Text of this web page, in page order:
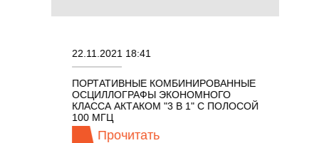
22.11.2021 18:41
ПОРТАТИВНЫЕ КОМБИНИРОВАННЫЕ
ОСЦИЛЛОГРАФЫ ЭКОНОМНОГО
КЛАССА АКТАКОМ "3 В 1" С ПОЛОСОЙ
100 МГЦ
Прочитать